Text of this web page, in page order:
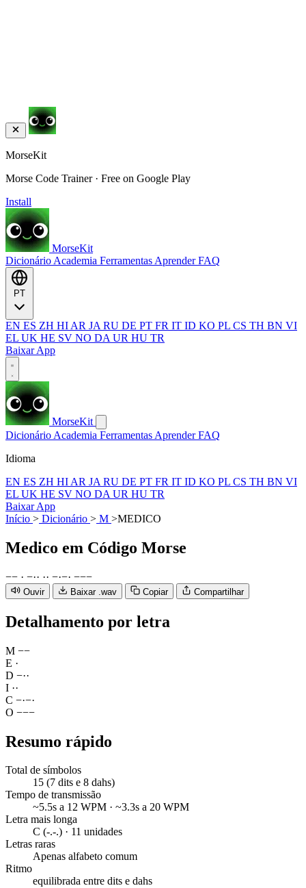
MorseKit
Morse Code Trainer · Free on Google Play
Install
MorseKit
Dicionário Academia Ferramentas AprenderFAQ
EN ES ZH HI AR JA RU DE PT FR IT ID KO PL CS TH BN VI
EL UK HE SV NO DA UR HU TR
Baixar App
MorseKit
Dicionário Academia Ferramentas AprenderFAQ
Idioma
EN ES ZH HI AR JA RU DE PT FR IT ID KO PL CS TH BN VI
EL UK HE SV NO DA UR HU TR
Baixar App
Início > Dicionário > M >MEDICO
Medico em Código Morse
−− · −·· ·· −·−· −−−
Ouvir Baixar .wav Copiar Compartilhar
Detalhamento por letra
M −−
E ·
D −··
I ··
C −·−·
O −−−
Resumo rápido
Total de símbolos
15 (7 dits e 8 dahs)
Tempo de transmissão
~5.5s a 12 WPM · ~3.3s a 20 WPM
Letra mais longa
C (-.-.) · 11 unidades
Letras raras
Apenas alfabeto comum
Ritmo
equilibrada entre dits e dahs